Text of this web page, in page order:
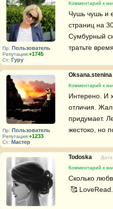
Пр: Пользователь
Репутация:+1745
Ст: Гуру
Комментарий к
Чушь чушь и
страниц на
Сумбурный
тратьте
Пр: Пользователь
Репутация:+1233
Ст: Мастер
Oksana.stenina
Комментарий к
Интерено. И
отличия.
придумает.
жестоко, но
Todoska
Комментарий к
Сколько
🥰